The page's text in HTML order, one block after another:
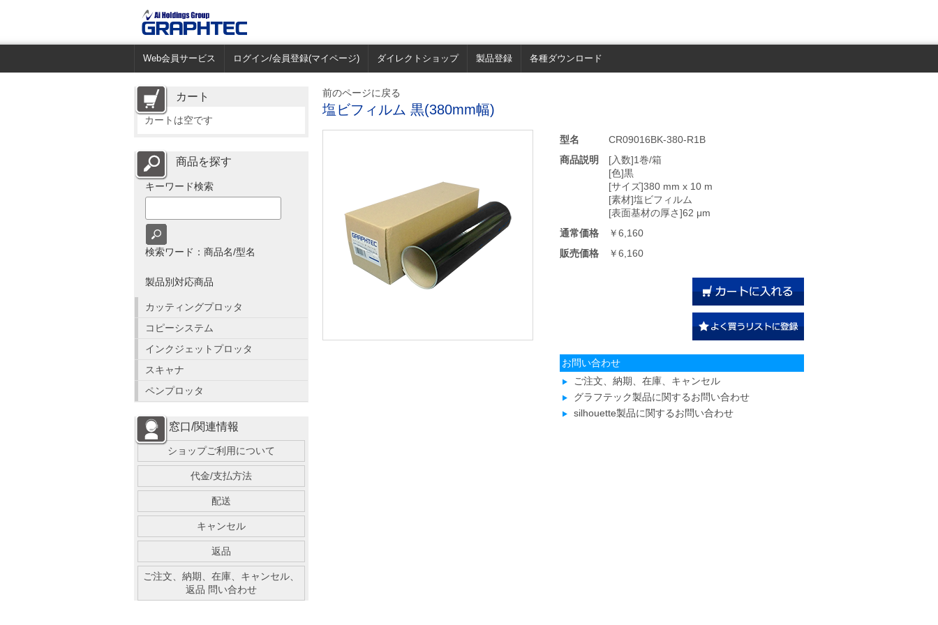
Web会員サービス ログイン/会員登録(マイページ) ダイレクトショップ 製品登録 各種ダウンロード
前のページに戻る
塩ビフィルム 黒(380mm幅)
型名
CR09016BK-380-R1B
商品説明
[入数]1巻/箱
[色]黒
[サイズ]380 mm x 10 m
[素材]塩ビフィルム
[表面基材の厚さ]62 μm
通常価格
￥6,160
販売価格
￥6,160
お問い合わせ
ご注文、納期、在庫、キャンセル
グラフテック製品に関するお問い合わせ
silhouette製品に関するお問い合わせ
カート
カートは空です
商品を探す
キーワード検索
検索ワード：商品名/型名
製品別対応商品
カッティングプロッタ
コピーシステム
インクジェットプロッタ
スキャナ
ペンプロッタ
窓口/関連情報
ショップご利用について
代金/支払方法
配送
キャンセル
返品
ご注文、納期、在庫、キャンセル、
返品 問い合わせ